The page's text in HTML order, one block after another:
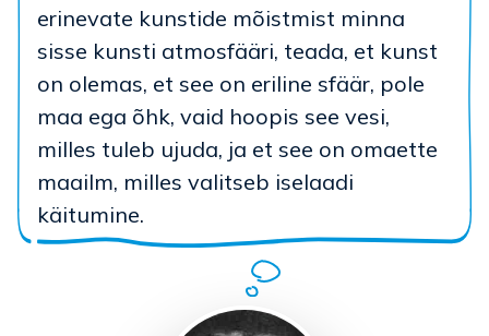
erinevate kunstide mõistmist minna
sisse kunsti atmosfääri, teada, et kunst
on olemas, et see on eriline sfäär, pole
maa ega õhk, vaid hoopis see vesi,
milles tuleb ujuda, ja et see on omaette
maailm, milles valitseb iselaadi
käitumine.